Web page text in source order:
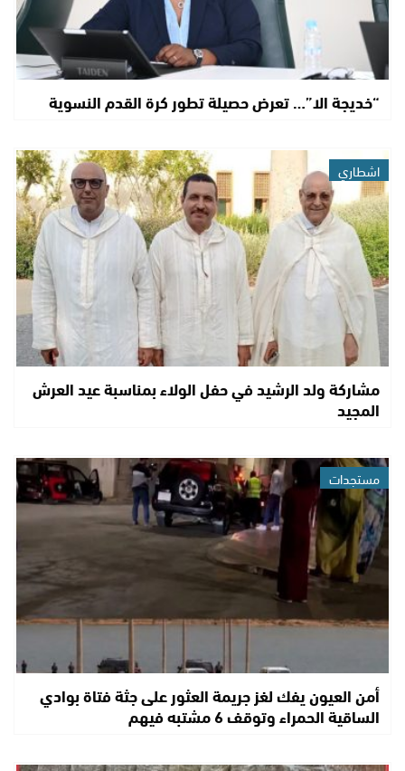
“خديجة الا”… تعرض حصيلة تطور كرة القدم النسوية
اشطاري
مشاركة ولد الرشيد في حفل الولاء بمناسبة عيد العرش
المجيد
مستجدات
أمن العيون يفك لغز جريمة العثور على جثة فتاة بوادي
الساقية الحمراء وتوقف 6 مشتبه فيهم